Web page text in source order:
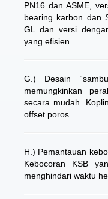
PN16 dan ASME,
bearing karbon dan
GL dan versi
yang efisien
G.) Desain
memungkinkan
secara mudah.
offset poros.
H.) Pemantauan
Kebocoran KSB
menghindari waktu